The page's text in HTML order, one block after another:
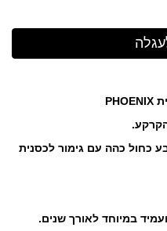
PHOENIX
כחול כהה עם גימור לכסנית
במיוחד לאורך שנים.